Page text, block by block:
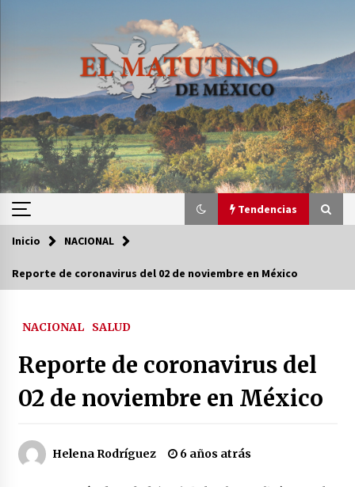
Tendencias
Tendencias
3 semanas atrás
Héctor Díaz-Polanco renuncia a la presidencia
3 semanas atrás
extremo en gran parte de México
Inicio NACIONAL
Reporte de coronavirus del 02 de noviembre en México
NACIONAL SALUD
Reporte de coronavirus del
02 de noviembre en México
Helena Rodríguez 6 años atrás